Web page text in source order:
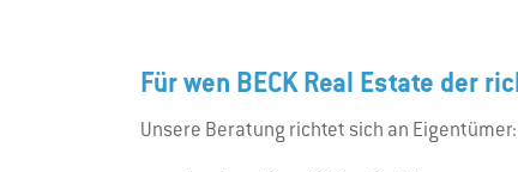
Für wen BECK Real Estate der
Unsere Beratung richtet sich an Eigentümer: